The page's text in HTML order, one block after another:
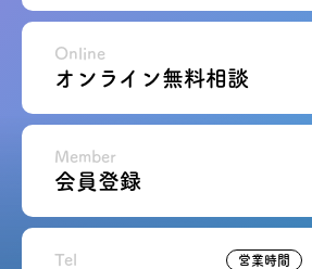
オンライン無料相談
Online
会員登録
Member
Tel 営業時間